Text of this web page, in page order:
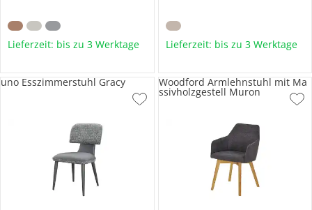
Lieferzeit: bis zu 3 Werktage Lieferzeit: bis zu 3 Werktage
uno Esszimmerstuhl Gracy Woodford Armlehnstuhl mit Ma
ssivholzgestell Muron